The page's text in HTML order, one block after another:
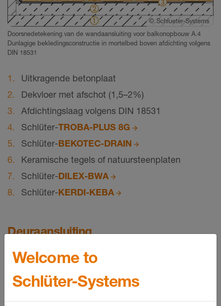
© Schlueter-Systems
Doorsnedetekening van de wandaansluiting voor balkonopbouw A.4
Dunlagige bekledingsconstructie in mortelbed boven afdichting volgens
DIN 18531
Uitkragende betonplaat
Dekvloer met afschot (1,5–2%)
Afdichtingslaag volgens DIN 18531
Schlüter-TROBA-PLUS 8G
Schlüter-BEKOTEC-DRAIN
Keramische tegels of natuursteenplaten
Schlüter-DILEX-BWA
Schlüter-KERDI-KEBA
Deuraansluiting
Welcome to
Schlüter-Systems